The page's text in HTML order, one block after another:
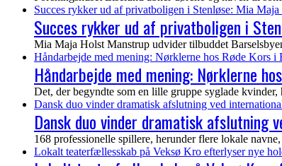
Succes rykker ud af privatboligen i Stenløse: Mia
Succes rykker ud af privatboligen i
Mia Maja Holst Manstrup udvider tilbuddet
Håndarbejde med mening: Nørklerne hos Røde Kors
Håndarbejde med mening: Nørklerne
Det, der begyndte som en lille gruppe syglade
Dansk duo vinder dramatisk afslutning ved
Dansk duo vinder dramatisk
168 professionelle spillere, herunder flere lokale
Lokalt teaterfællesskab på Veksø Kro efterlyser nye